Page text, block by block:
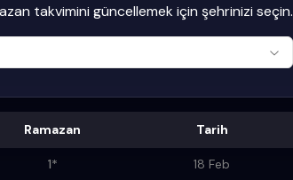
takvimini güncellemek için şehrinizi seçin.
Ramazan Tarih
1* 18 Feb